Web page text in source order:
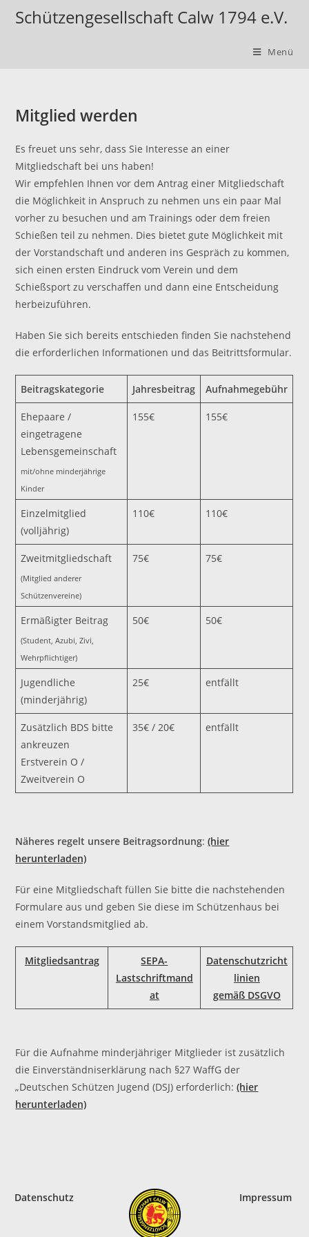
Schützengesellschaft Calw 1794 e.V.
Menü
Mitglied werden
Es freuet uns sehr, dass Sie Interesse an einer
Mitgliedschaft bei uns haben!
Wir empfehlen Ihnen vor dem Antrag einer Mitgliedschaft
die Möglichkeit in Anspruch zu nehmen uns ein paar Mal
vorher zu besuchen und am Trainings oder dem freien
Schießen teil zu nehmen. Dies bietet gute Möglichkeit mit
der Vorstandschaft und anderen ins Gespräch zu kommen,
sich einen ersten Eindruck vom Verein und dem
Schießsport zu verschaffen und dann eine Entscheidung
herbeizuführen.
Haben Sie sich bereits entschieden finden Sie nachstehend
die erforderlichen Informationen und das Beitrittsformular.
Beitragskategorie Jahresbeitrag Aufnahmegebühr
Ehepaare /
eingetragene
Lebensgemeinschaft
mit/ohne minderjährige
Kinder
155€ 155€
Einzelmitglied
(volljährig)
110€ 110€
Zweitmitgliedschaft
(Mitglied anderer
Schützenvereine)
75€ 75€
Ermäßigter Beitrag
(Student, Azubi, Zivi,
Wehrpflichtiger)
50€ 50€
Jugendliche
(minderjährig)
25€ entfällt
Zusätzlich BDS bitte
ankreuzen
Erstverein O /
Zweitverein O
35€ / 20€ entfällt
Näheres regelt unsere Beitragsordnung:(hier
herunterladen)
Für eine Mitgliedschaft füllen Sie bitte die nachstehenden
Formulare aus und geben Sie diese im Schützenhaus bei
einem Vorstandsmitglied ab.
Mitgliedsantrag
SEPA-
Lastschriftmand
at
Datenschutzricht
linien
gemäß DSGVO
Für die Aufnahme minderjähriger Mitglieder ist zusätzlich
die Einverständniserklärung nach §27 WaffG der
„Deutschen Schützen Jugend (DSJ) erforderlich:(hier
herunterladen)
Datenschutz Impressum